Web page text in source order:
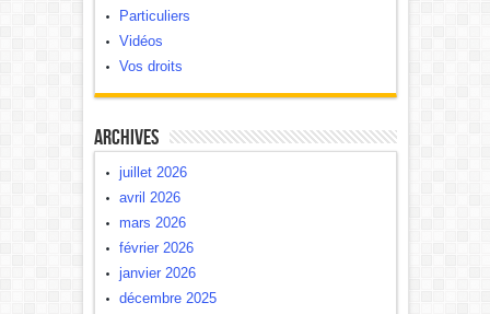
Particuliers
Vidéos
Vos droits
Archives
juillet 2026
avril 2026
mars 2026
février 2026
janvier 2026
décembre 2025